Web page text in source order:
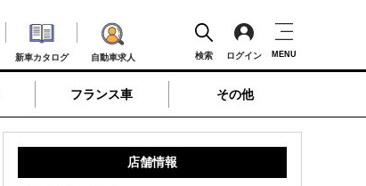
新車カタログ 自動車求人 検索 ログイン MENU
フランス車 その他
店舗情報